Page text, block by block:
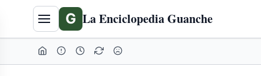
G La Enciclopedia Guanche
contenidos
expandida